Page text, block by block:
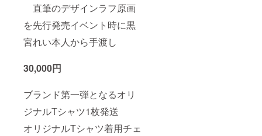
直筆のデザインラフ原画
を先行発売イベント時に黒
宮れい本人から手渡し
30,000円
ブランド第一弾となるオリ
ジナルTシャツ1枚発送
オリジナルTシャツ着用チェ